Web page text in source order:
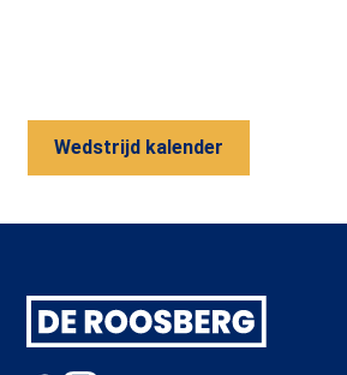
Wedstrijd kalender
Footer